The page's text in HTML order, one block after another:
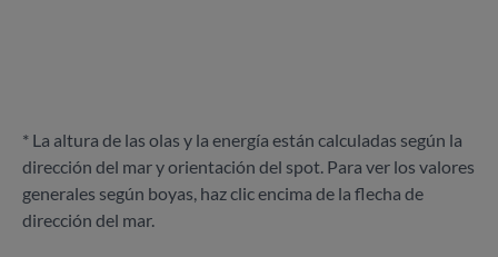
* La altura de las olas y la energía están calculadas según la
dirección del mar y orientación del spot. Para ver los valores
generales según boyas, haz clic encima de la flecha de
dirección del mar.